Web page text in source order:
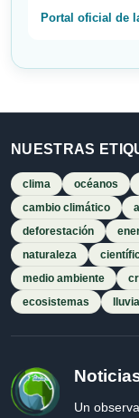
Portal oficial de
NUESTRAS
clima océanos
cambio climático
deforestación
naturaleza
medio ambiente
ecosistemas
Un